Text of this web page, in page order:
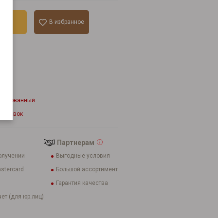
В избранное
добавок
(для юр.лиц)
Партнерам
Выгодные условия
Большой ассортимент
Гарантия качества